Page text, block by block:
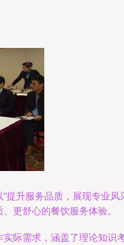
升服务品质，展现专业风
更舒心的餐饮服务体验。
际需求，涵盖了理论知识